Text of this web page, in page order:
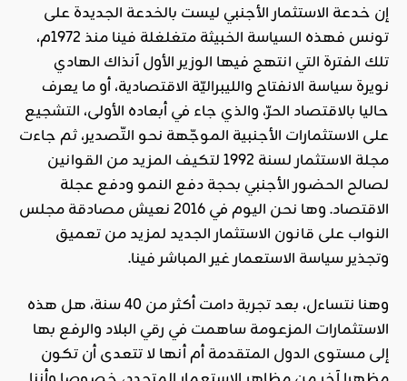
إن خدعة الاستثمار الأجنبي ليست بالخدعة الجديدة على
تونس فهذه السياسة الخبيثة متغلغلة فينا منذ 1972م،
تلك الفترة التي انتهج فيها الوزير الأول آنذاك الهادي
نويرة سياسة الانفتاح والليبراليّة الاقتصادية، أو ما يعرف
حاليا بالاقتصاد الحرّ، والذي جاء في أبعاده الأولى، التشجيع
على الاستثمارات الأجنبية الموجّهة نحو التّصدير، ثم جاءت
مجلة الاستثمار لسنة 1992 لتكيف المزيد من القوانين
لصالح الحضور الأجنبي بحجة دفع النمو ودفع عجلة
الاقتصاد. وها نحن اليوم في 2016 نعيش مصادقة مجلس
النواب على قانون الاستثمار الجديد لمزيد من تعميق
وتجذير سياسة الاستعمار غير المباشر فينا.
وهنا نتساءل، بعد تجربة دامت أكثر من 40 سنة، هل هذه
الاستثمارات المزعومة ساهمت في رقي البلاد والرفع بها
إلى مستوى الدول المتقدمة أم أنها لا تتعدى أن تكون